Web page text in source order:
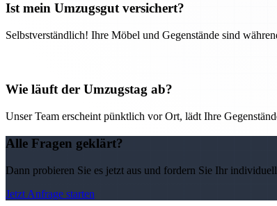
Ist mein Umzugsgut versichert?
Selbstverständlich! Ihre Möbel und Gegenstände sind
Wie läuft der Umzugstag ab?
Unser Team erscheint pünktlich vor Ort, lädt Ihre
Alle Fragen geklärt?
Dann probieren Sie es jetzt aus und fordern Sie Ihr
Jetzt Anfrage starten